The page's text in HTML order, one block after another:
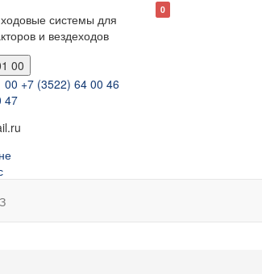
системы для
и вездеходов
00
00 +7 (3522) 64 00 46
47
0